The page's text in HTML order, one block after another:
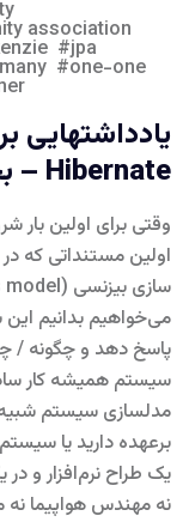
association
jpa
one-one
Hibernate – بخش سوم
وقتی برای اولین
اولین مستنداتی که
می‌خواهیم بدانیم
پاسخ دهد و چگونه /
سیستم همیشه کار
مدلسازی سیستم شبیه
برعهده دارید یا
نه مهندس هواپیما